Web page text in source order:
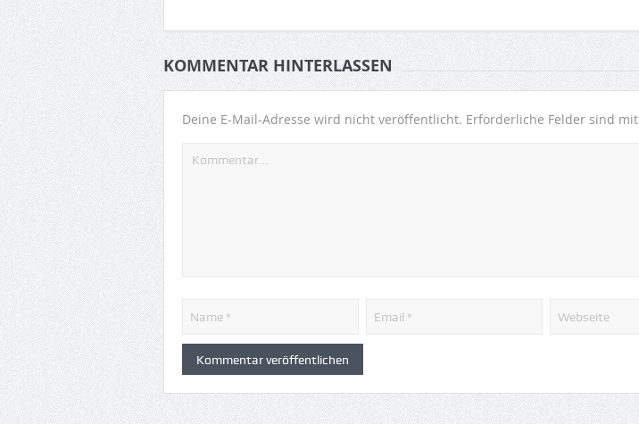
KOMMENTAR HINTERLASSEN
Deine E-Mail-Adresse wird nicht veröffentlicht. Erforderliche Felder sind mit